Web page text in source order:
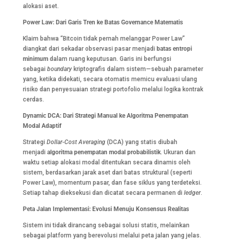
alokasi aset.
Power Law: Dari Garis Tren ke Batas Governance Matematis
Klaim bahwa “Bitcoin tidak pernah melanggar Power Law”
diangkat dari sekadar observasi pasar menjadi batas entropi
minimumdalam ruang keputusan. Garis ini berfungsi
sebagai boundarykriptografis dalam sistem—sebuah parameter
yang, ketika didekati, secara otomatis memicu evaluasi ulang
risiko dan penyesuaian strategi portofolio melalui logika kontrak
cerdas.
Dynamic DCA: Dari Strategi Manual ke Algoritma Penempatan
Modal Adaptif
Strategi Dollar-Cost Averaging(DCA) yang statis diubah
menjadi algoritma penempatan modal probabilistik. Ukuran dan
waktu setiap alokasi modal ditentukan secara dinamis oleh
sistem, berdasarkan jarak aset dari batas struktural (seperti
Power Law), momentum pasar, dan fase siklus yang terdeteksi.
Setiap tahap dieksekusi dan dicatat secara permanen di ledger.
Peta Jalan Implementasi: Evolusi Menuju Konsensus Realitas
Sistem ini tidak dirancang sebagai solusi statis, melainkan
sebagai platform yang berevolusi melalui peta jalan yang jelas.